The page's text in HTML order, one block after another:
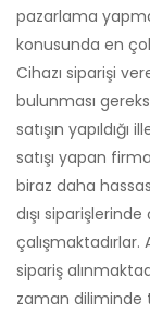
pazarlama
konusunda en
Cihazı siparişi
bulunması
satışın yapıldığı
satışı yapan
biraz daha
dışı
sipariş
zaman diliminde